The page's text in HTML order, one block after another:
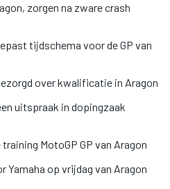
zorgen na zware crash
tijdschema voor de GP van
over kwalificatie in Aragon
uitspraak in dopingzaak
MotoGP GP van Aragon
Yamaha op vrijdag van Aragon